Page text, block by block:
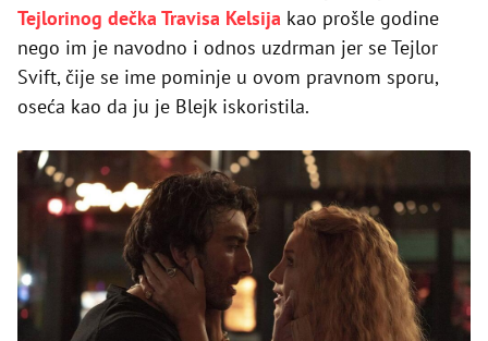
Tejlorinog dečka Travisa Kelsija kao prošle godine
nego im je navodno i odnos uzdrman jer se Tejlor
Svift, čije se ime pominje u ovom pravnom sporu,
oseća kao da ju je Blejk iskoristila.